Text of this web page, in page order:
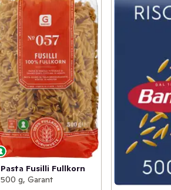
Pasta Fusilli Fullkorn
500 g, Garant